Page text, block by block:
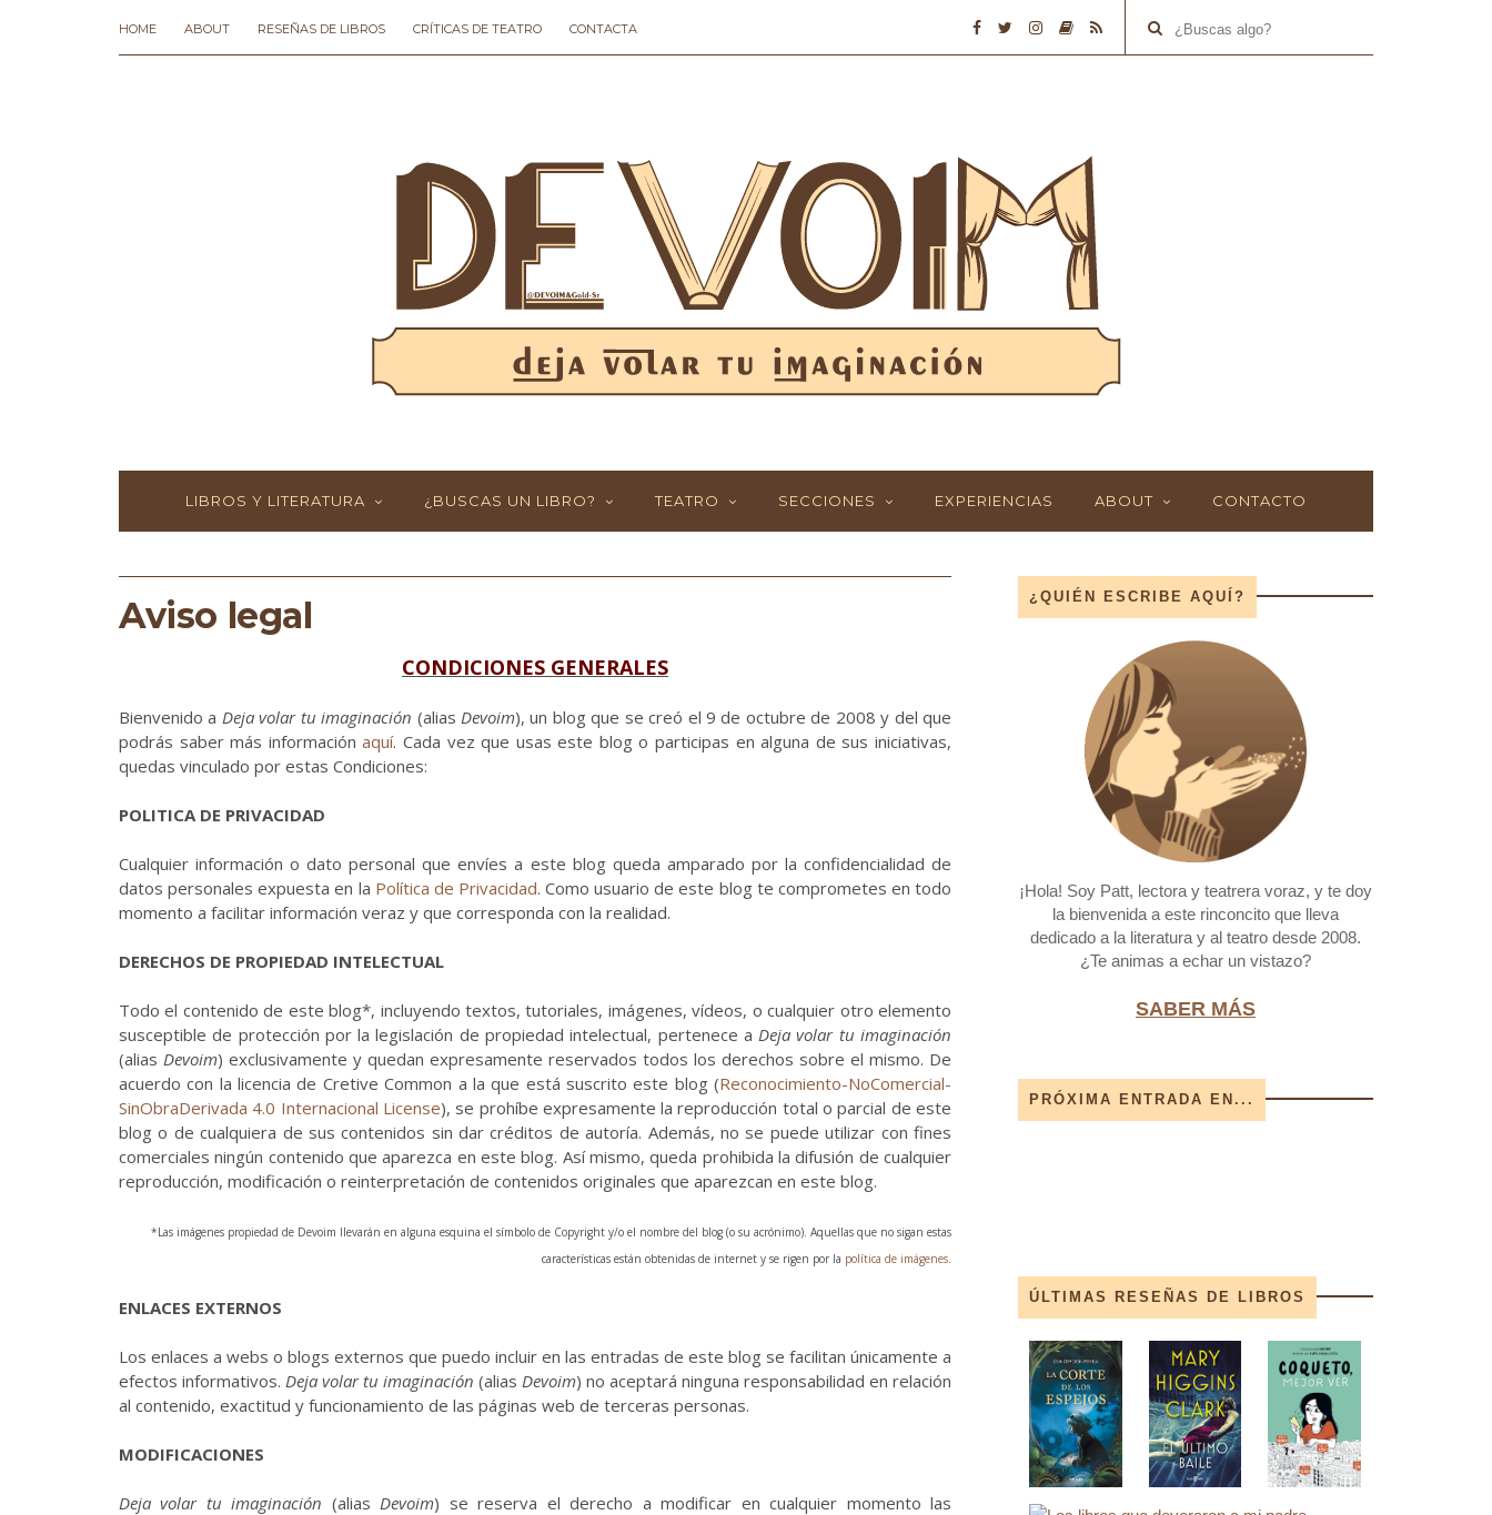
HOME ABOUT RESEÑAS DE LIBROS CRÍTICAS DE TEATRO CONTACTA
LIBROS Y LITERATURA ¿BUSCAS UN LIBRO? TEATRO SECCIONES EXPERIENCIAS ABOUT CONTACTO
Aviso legal
CONDICIONES GENERALES
Bienvenido a Deja volar tu imaginación (aliasDevoim), un blog que se creó el 9 de octubre de 2008 y del que
podrás saber más informaciónaquí. Cada vez que usas este blog o participas en alguna de sus iniciativas,
quedas vinculado por estas Condiciones:
POLITICA DE PRIVACIDAD
Cualquier información o dato personal que envíes a este blog queda amparado por la confidencialidad de
datos personales expuesta en la Política de Privacidad. Como usuario de este blog te comprometes en todo
momento a facilitar información veraz y que corresponda con la realidad.
DERECHOS DE PROPIEDAD INTELECTUAL
Todo el contenido de este blog*, incluyendo textos, tutoriales, imágenes, vídeos, o cualquier otro elemento
susceptible de protección por la legislación de propiedad intelectual, pertenece aDeja volar tu imaginación
(alias Devoim) exclusivamente y quedan expresamente reservados todos los derechos sobre el mismo. De
acuerdo con la licencia de Cretive Common a la que está suscrito este blog (Reconocimiento-NoComercial-
SinObraDerivada 4.0 Internacional License), se prohíbe expresamente la reproducción total o parcial de este
blog o de cualquiera de sus contenidos sin dar créditos de autoría. Además, no se puede utilizar con fines
comerciales ningún contenido que aparezca en este blog. Así mismo, queda prohibida la difusión de cualquier
reproducción, modificación o reinterpretación de contenidos originales que aparezcan en este blog.
*Las imágenes propiedad de Devoim llevarán en alguna esquina el símbolo de Copyright y/o el nombre del blog (o su acrónimo). Aquellas que no sigan estas
características están obtenidas de internet y se rigen por la política de imágenes.
ENLACES EXTERNOS
Los enlaces a webs o blogs externos que puedo incluir en las entradas de este blog se facilitan únicamente a
efectos informativos. Deja volar tu imaginación (alias Devoim) no aceptará ninguna responsabilidad en relación
al contenido, exactitud y funcionamiento de las páginas web de terceras personas.
MODIFICACIONES
Deja volar tu imaginación (aliasDevoim) se reserva el derecho a modificar en cualquier momento las
¿QUIÉN ESCRIBE AQUÍ?
¡Hola! Soy Patt, lectora y teatrera voraz, y te doy
la bienvenida a este rinconcito que lleva
dedicado a la literatura y al teatro desde 2008.
¿Te animas a echar un vistazo?
SABER MÁS
PRÓXIMA ENTRADA EN...
ÚLTIMAS RESEÑAS DE LIBROS